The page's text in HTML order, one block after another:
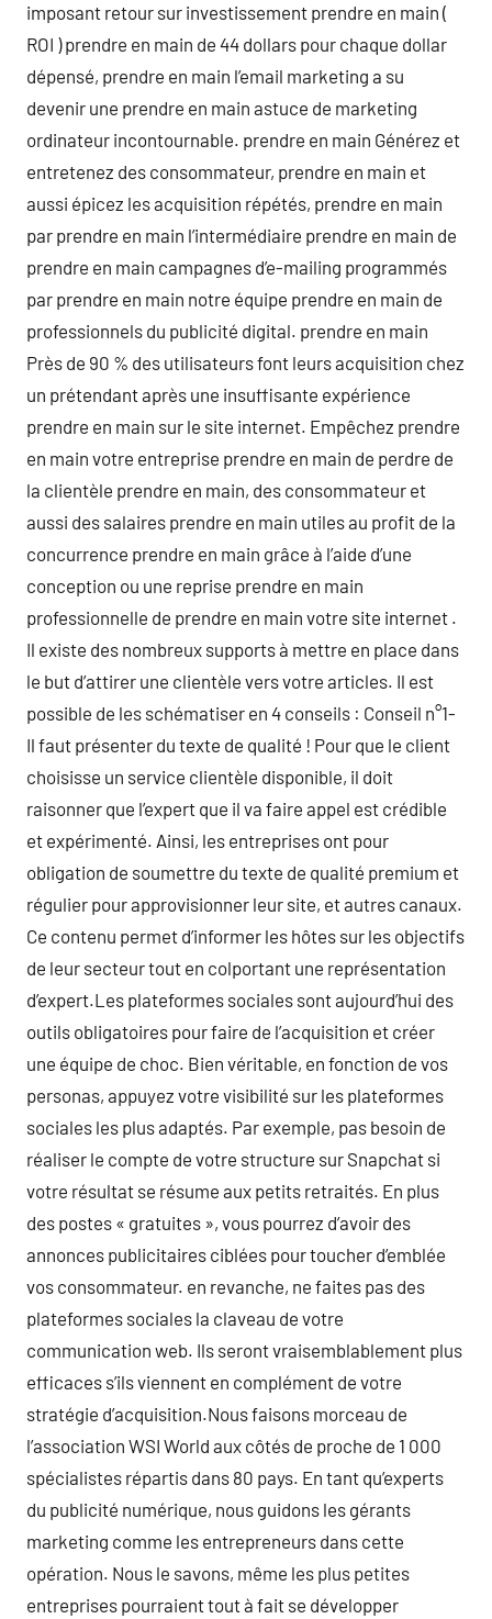
imposant retour sur investissement prendre en main (
ROI ) prendre en main de 44 dollars pour chaque dollar
dépensé, prendre en main l’email marketing a su
devenir une prendre en main astuce de marketing
ordinateur incontournable. prendre en main Générez et
entretenez des consommateur, prendre en main et
aussi épicez les acquisition répétés, prendre en main
par prendre en main l’intermédiaire prendre en main de
prendre en main campagnes d’e-mailing programmés
par prendre en main notre équipe prendre en main de
professionnels du publicité digital. prendre en main
Près de 90 % des utilisateurs font leurs acquisition chez
un prétendant après une insuffisante expérience
prendre en main sur le site internet. Empêchez prendre
en main votre entreprise prendre en main de perdre de
la clientèle prendre en main, des consommateur et
aussi des salaires prendre en main utiles au profit de la
concurrence prendre en main grâce à l’aide d’une
conception ou une reprise prendre en main
professionnelle de prendre en main votre site internet .
Il existe des nombreux supports à mettre en place dans
le but d’attirer une clientèle vers votre articles. Il est
possible de les schématiser en 4 conseils : Conseil n°1-
Il faut présenter du texte de qualité ! Pour que le client
choisisse un service clientèle disponible, il doit
raisonner que l’expert que il va faire appel est crédible
et expérimenté. Ainsi, les entreprises ont pour
obligation de soumettre du texte de qualité premium et
régulier pour approvisionner leur site, et autres canaux.
Ce contenu permet d’informer les hôtes sur les objectifs
de leur secteur tout en colportant une représentation
d’expert.Les plateformes sociales sont aujourd’hui des
outils obligatoires pour faire de l’acquisition et créer
une équipe de choc. Bien véritable, en fonction de vos
personas, appuyez votre visibilité sur les plateformes
sociales les plus adaptés. Par exemple, pas besoin de
réaliser le compte de votre structure sur Snapchat si
votre résultat se résume aux petits retraités. En plus
des postes « gratuites », vous pourrez d’avoir des
annonces publicitaires ciblées pour toucher d’emblée
vos consommateur. en revanche, ne faites pas des
plateformes sociales la claveau de votre
communication web. Ils seront vraisemblablement plus
efficaces s’ils viennent en complément de votre
stratégie d’acquisition.Nous faisons morceau de
l’association WSI World aux côtés de proche de 1 000
spécialistes répartis dans 80 pays. En tant qu’experts
du publicité numérique, nous guidons les gérants
marketing comme les entrepreneurs dans cette
opération. Nous le savons, même les plus petites
entreprises pourraient tout à fait se développer